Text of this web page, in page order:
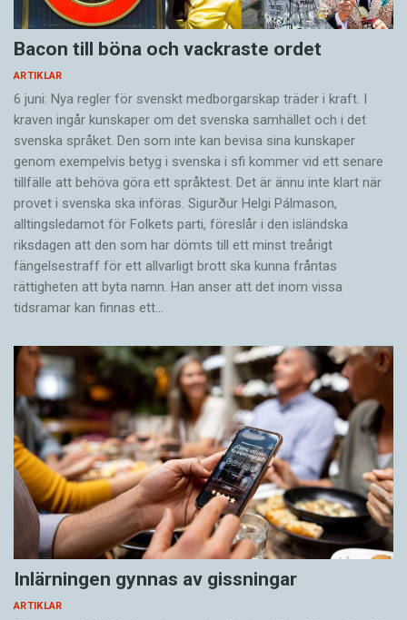
Bacon till böna och vackraste ordet
ARTIKLAR
6 juni: Nya regler för svenskt medborgarskap träder i kraft. I
kraven ingår kunskaper om det svenska samhället och i det
svenska språket. Den som inte kan bevisa sina kunskaper
genom exempelvis betyg i svenska i sfi kommer vid ett senare
tillfälle att behöva göra ett språktest. Det är ännu inte klart när
provet i svenska ska införas. Sigurður Helgi Pálmason,
alltingsledamot för Folkets parti, föreslår i den isländska
riksdagen att den som har dömts till ett minst treårigt
fängelsestraff för ett allvarligt brott ska kunna fråntas
rättigheten att byta namn. Han anser att det inom vissa
tidsramar kan finnas ett…
Inlärningen gynnas av gissningar
ARTIKLAR